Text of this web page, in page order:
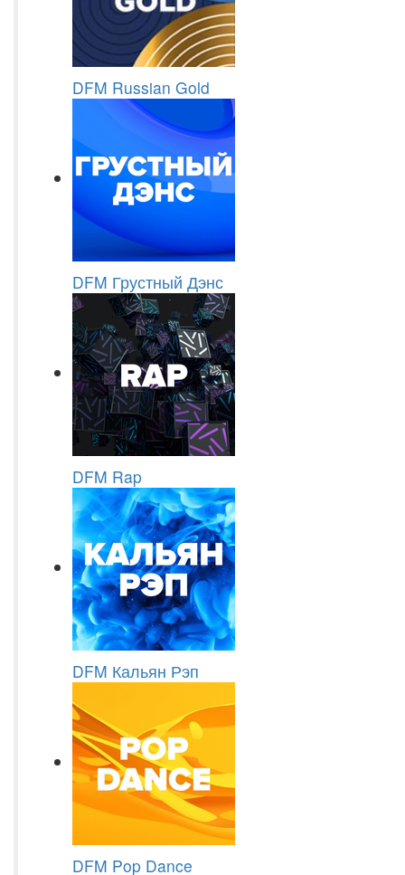
DFM Russian Gold
DFM Грустный Дэнс
DFM Rap
DFM Кальян Рэп
DFM Pop Dance